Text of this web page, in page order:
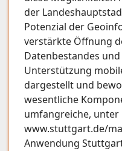
der
Potenzial der
verstärkte Öffnung
Datenbestandes
Unterstützung
dargestellt und
wesentliche
umfangreiche, unter
www.stuttgart.de/
Anwendung